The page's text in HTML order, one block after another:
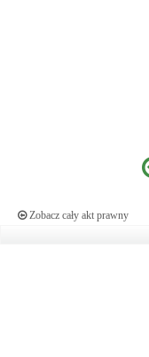
Zobacz cały akt prawny